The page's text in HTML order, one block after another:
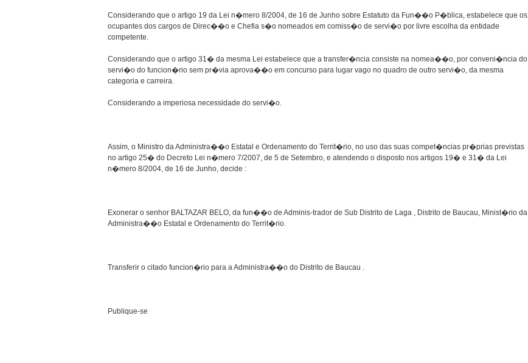
Considerando que o artigo 19 da Lei n�mero 8/2004, de 16 de Junho sobre Estatuto da Fun��o P�blica, estabelece que os
ocupantes dos cargos de Direc��o e Chefia s�o nomeados em comiss�o de servi�o por livre escolha da entidade
competente.
Considerando que o artigo 31� da mesma Lei estabelece que a transfer�ncia consiste na nomea��o, por conveni�ncia do
servi�o do funcion�rio sem pr�via aprova��o em concurso para lugar vago no quadro de outro servi�o, da mesma
categoria e carreira.
Considerando a imperiosa necessidade do servi�o.
Assim, o Ministro da Administra��o Estatal e Ordenamento do Territ�rio, no uso das suas compet�ncias pr�prias previstas
no artigo 25� do Decreto Lei n�mero 7/2007, de 5 de Setembro, e atendendo o disposto nos artigos 19� e 31� da Lei
n�mero 8/2004, de 16 de Junho, decide :
Exonerar o senhor BALTAZAR BELO, da fun��o de Adminis-trador de Sub Distrito de Laga , Distrito de Baucau, Minist�rio da
Administra��o Estatal e Ordenamento do Territ�rio.
Transferir o citado funcion�rio para a Administra��o do Distrito de Baucau .
Publique-se